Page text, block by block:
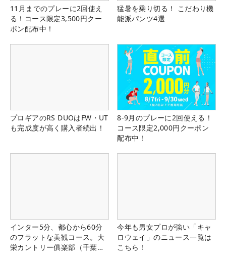
11月までのプレーに2回使え
る！コース限定3,500円クー
ポン配布中！
猛暑を乗り切る！ こだわり機
能派パンツ4選
プロギアのRS DUOはFW・UT
も完成度が高く購入者続出！
8-9月のプレーに2回使える！
コース限定2,000円クーポン
配布中！
インター5分、都心から60分
のフラットな美観コース。大
栄カントリー俱楽部（千葉
今年も男女プロが強い「キャ
ロウェイ」のニュース一覧は
こちら！